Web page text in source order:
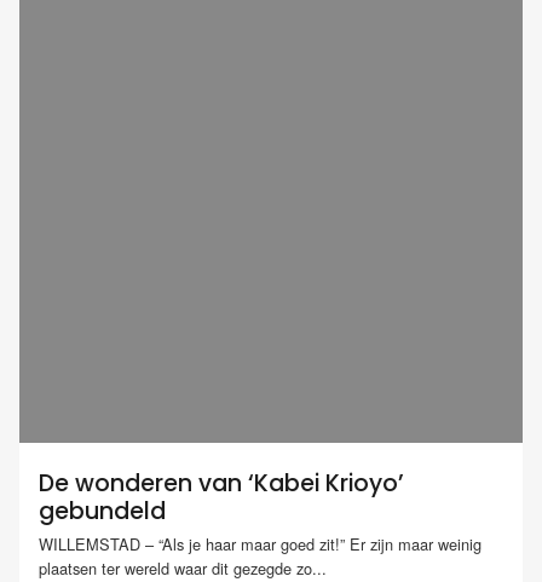
De wonderen van ‘Kabei Krioyo’
gebundeld
WILLEMSTAD – “Als je haar maar goed zit!” Er zijn maar weinig
plaatsen ter wereld waar dit gezegde zo...